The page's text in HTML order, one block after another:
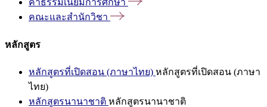
ค่าธรรมเนียมการศึกษา
คณะและสำนักวิชา
หลักสูตร
หลักสูตรที่เปิดสอน (ภาษาไทย) หลักสูตรที่เปิดสอน (ภาษา
ไทย)
หลักสูตรนานาชาติ หลักสูตรนานาชาติ